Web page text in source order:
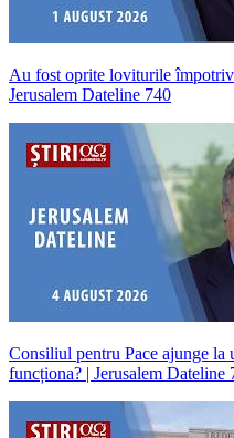
Au fost oprite loviturile
Jerusalem Dateline 740
Consiliul pentru Pace ajunge la
funcționa? | Jerusalem Dateline